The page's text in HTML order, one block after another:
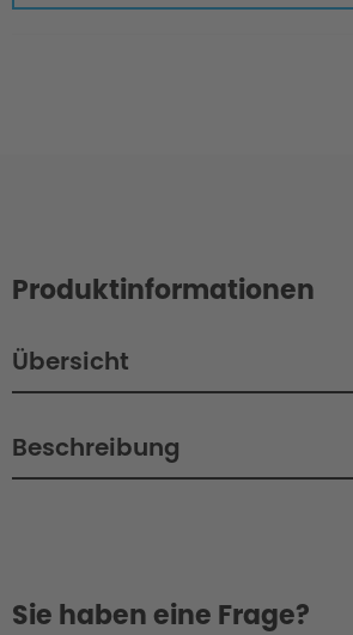
Produktinformationen
Übersicht
Beschreibung
Sie haben eine Frage?